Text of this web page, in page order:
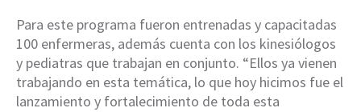
Para este programa fueron entrenadas y capacitadas
100 enfermeras, además cuenta con los kinesiólogos
y pediatras que trabajan en conjunto. “Ellos ya vienen
trabajando en esta temática, lo que hoy hicimos fue el
lanzamiento y fortalecimiento de toda esta